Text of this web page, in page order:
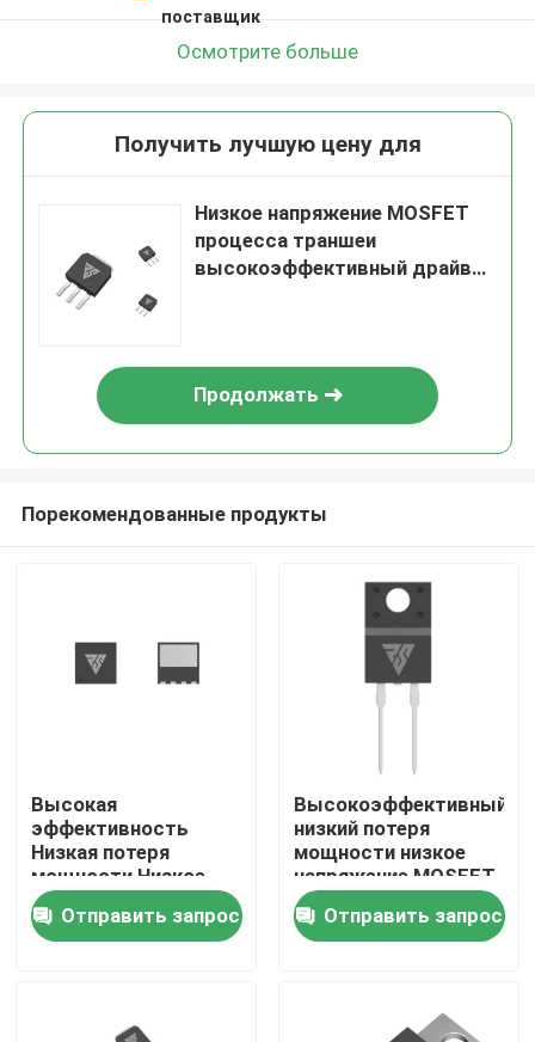
Домой
поставщик
Осмотрите больше
Получить лучшую цену для
Низкое напряжение MOSFET
процесса траншеи
высокоэффективный драйвер
Продолжать
Порекомендованные продукты
Высокая
эффективность
Низкая потеря
мощности Низкое
напряжение MOSFET
Trench / SGT
процесс
Отправить запрос
Высокоэффективный
низкий потеря
мощности низкое
напряжение MOSFET
траншея/SGT
процесс
Отправить запрос